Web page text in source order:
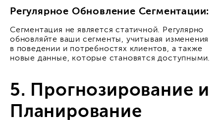
Регулярное Обновление Сегментации:
Сегментация не является статичной. Регулярно
обновляйте ваши сегменты, учитывая изменения
в поведении и потребностях клиентов, а также
новые данные, которые становятся доступными.
5. Прогнозирование и
Планирование